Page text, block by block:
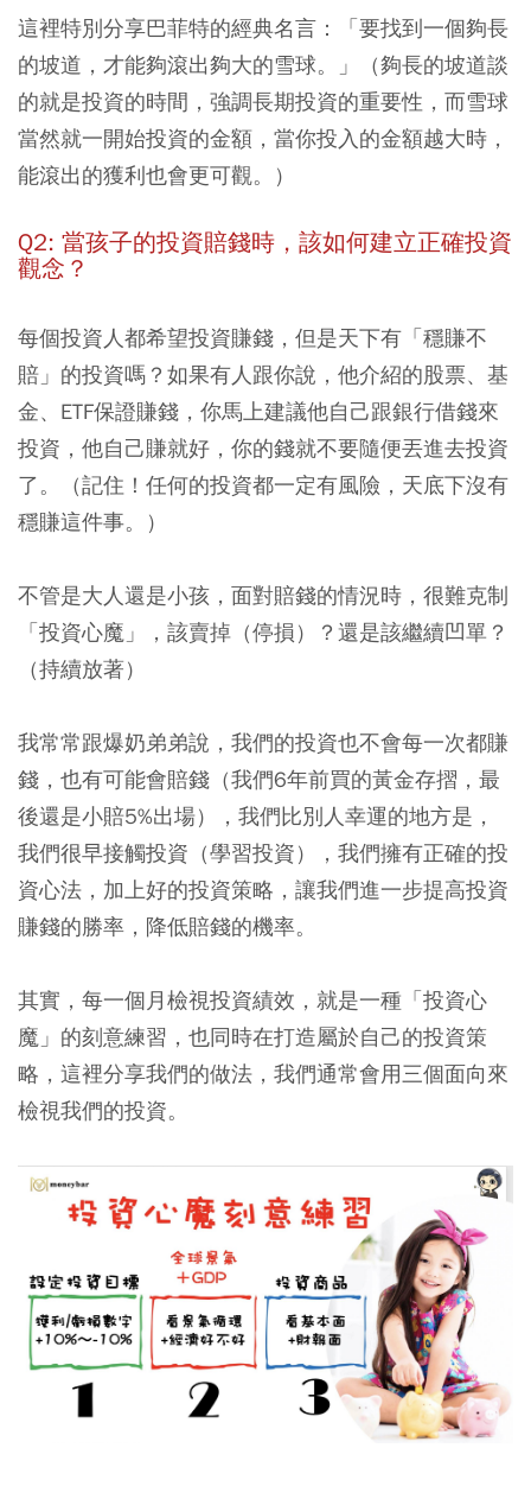
這裡特別分享巴菲特的經典名言：「要找到一個夠長
的坡道，才能夠滾出夠大的雪球。」（夠長的坡道談
的就是投資的時間，強調長期投資的重要性，而雪球
當然就一開始投資的金額，當你投入的金額越大時，
能滾出的獲利也會更可觀。）
Q2: 當孩子的投資賠錢時，該如何建立正確投資
觀念？
每個投資人都希望投資賺錢，但是天下有「穩賺不
賠」的投資嗎？如果有人跟你說，他介紹的股票、基
金、ETF保證賺錢，你馬上建議他自己跟銀行借錢來
投資，他自己賺就好，你的錢就不要隨便丟進去投資
了。（記住！任何的投資都一定有風險，天底下沒有
穩賺這件事。）
不管是大人還是小孩，面對賠錢的情況時，很難克制
「投資心魔」，該賣掉（停損）？還是該繼續凹單？
（持續放著）
我常常跟爆奶弟弟說，我們的投資也不會每一次都賺
錢，也有可能會賠錢（我們6年前買的黃金存摺，最
後還是小賠5%出場），我們比別人幸運的地方是，
我們很早接觸投資（學習投資），我們擁有正確的投
資心法，加上好的投資策略，讓我們進一步提高投資
賺錢的勝率，降低賠錢的機率。
其實， 每一個月檢視投資績效，就是一種「投資心
魔」的刻意練習，也同時在打造屬於自己的投資策
略 ，這裡分享我們的做法，我們通常會用三個面向來
檢視我們的投資。